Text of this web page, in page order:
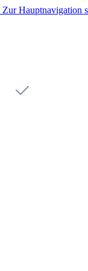
Zur Hauptnavigation